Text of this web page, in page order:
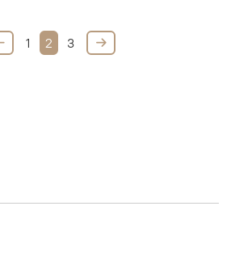
1 2 3